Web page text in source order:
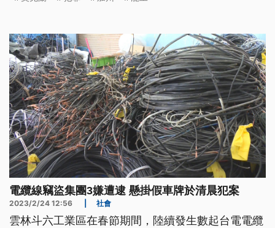
200多家商店發起罷工，走上街頭要求政府有所作
電纜線竊盜集團3嫌遭逮 懸掛假車牌於清晨犯案
2023/2/24 12:56 社會
雲林斗六工業區在春節期間，陸續發生數起台電電纜